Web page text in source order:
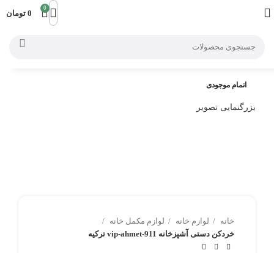
0
0 تومان
اتمام موجودی
بزرگنمایی تصویر
خانه لوازم خانه
لوازم مکمل خانه
خردکن دستی آشپزخانه vip-ahmet-911 ترکیه